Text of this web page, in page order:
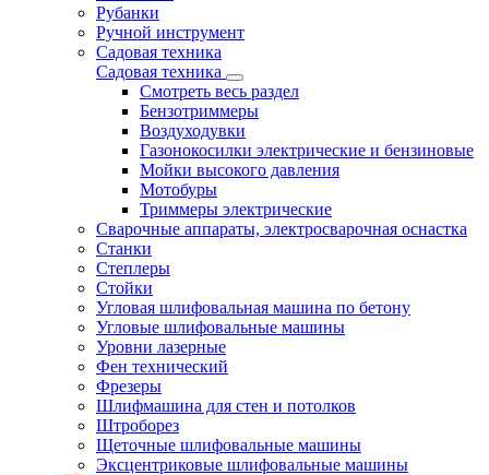
Рубанки
Ручной инструмент
Садовая техника
Садовая техника
Смотреть весь раздел
Бензотриммеры
Воздуходувки
Газонокосилки электрические и бензиновые
Мойки высокого давления
Мотобуры
Триммеры электрические
Сварочные аппараты, электросварочная оснастка
Станки
Степлеры
Стойки
Угловая шлифовальная машина по бетону
Угловые шлифовальные машины
Уровни лазерные
Фен технический
Фрезеры
Шлифмашина для стен и потолков
Штроборез
Щеточные шлифовальные машины
Эксцентриковые шлифовальные машины